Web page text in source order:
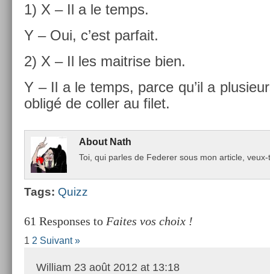
1) X – Il a le temps.
Y – Oui, c’est par­fait.
2) X – Il les maitr­ise bien.
Y – Il a le temps, parce qu’il a
obligé de col­l­er au filet.
About Nath
Toi, qui par­les de Feder­er sous mon ar­ticle,
Tags: Quizz
61 Responses to Faites vos choix !
1 2 Suivant »
William 23 août 2012 at 13:18